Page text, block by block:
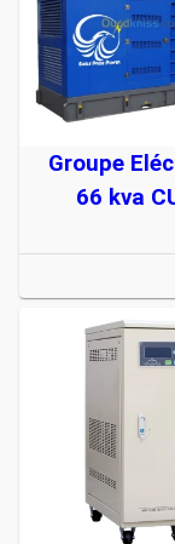
Groupe
66 kva